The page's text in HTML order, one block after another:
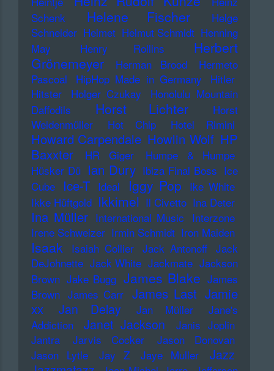
Schenk
Helene Fischer
Helge
Schneider Helmet Helmut Schmidt Henning
May
Henry Rollins
Herbert
Grönemeyer
Herman Brood
Hermeto
Pascoal
HipHop Made in Germany
Hitler
Hitster
Holger Czukay
Honolulu Mountain
Daffodils
Horst Lichter
Horst
Weidenmüller
Hot Chip Hotel Rimini
Howard Carpendale Howlin Wolf HP
Baxxter
HR Giger
Humpe & Humpe
Hüsker Dü Ian Dury Ibiza Final Boss Ice
Cube
Ice-T Ideal Iggy Pop Ike White
Ikke Hüftgold Ikkimel Il Civetto Ina Deter
Ina Müller International Music Interzone
Irene Schweizer Irmin Schmidt Iron Maiden
Isaak Isaiah Collier Jack Antonoff Jack
DeJohnette Jack White Jackmate Jackson
Brown Jake Bugg James Blake James
Brown James Carr James Last Jamie
xx
Jan Delay Jan Müller
Jane's
Addiction
Janet Jackson
Janis Joplin
Jantra
Jarvis Cocker
Jason Donovan
Jason Lytle
Jay Z Jaye Muller
Jazz